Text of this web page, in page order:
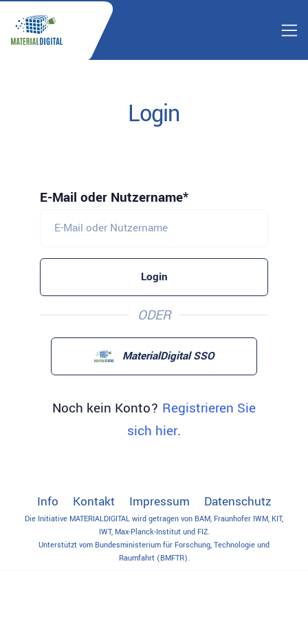
Login
E-Mail oder Nutzername
ODER
MaterialDigital SSO
Noch kein Konto? Registrieren Sie
sich hier.
Die Initiative MATERIALDIGITAL wird getragen von BAM, Fraunhofer IWM, KIT,
IWT, Max-Planck-Institut und FIZ.
Info Kontakt Impressum Datenschutz
Unterstützt vom Bundesministerium für Forschung, Technologie und
Raumfahrt (BMFTR).